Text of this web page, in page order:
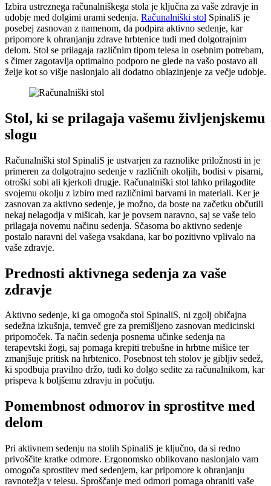
Izbira ustreznega računalniškega stola je ključna za vaše zdravje in
udobje med dolgimi urami sedenja. Računalniški stol SpinaliS je
posebej zasnovan z namenom, da podpira aktivno sedenje, kar
pripomore k ohranjanju zdrave hrbtenice tudi med dolgotrajnim
delom. Stol se prilagaja različnim tipom telesa in osebnim potrebam,
s čimer zagotavlja optimalno podporo ne glede na vašo postavo ali
želje kot so višje naslonjalo ali dodatno oblazinjenje za večje udobje.
Stol, ki se prilagaja vašemu življenjskemu
slogu
Računalniški stol SpinaliS je ustvarjen za raznolike priložnosti in je
primeren za dolgotrajno sedenje v različnih okoljih, bodisi v pisarni,
otroški sobi ali kjerkoli drugje. Računalniški stol lahko prilagodite
svojemu okolju z izbiro med različnimi barvami in materiali. Ker je
zasnovan za aktivno sedenje, je možno, da boste na začetku občutili
nekaj nelagodja v mišicah, kar je povsem naravno, saj se vaše telo
prilagaja novemu načinu sedenja. Sčasoma bo aktivno sedenje
postalo naravni del vašega vsakdana, kar bo pozitivno vplivalo na
vaše zdravje.
Prednosti aktivnega sedenja za vaše
zdravje
Aktivno sedenje, ki ga omogoča stol SpinaliS, ni zgolj običajna
sedežna izkušnja, temveč gre za premišljeno zasnovan medicinski
pripomoček. Ta način sedenja posnema učinke sedenja na
terapevtski žogi, saj pomaga krepiti trebušne in hrbtne mišice ter
zmanjšuje pritisk na hrbtenico. Posebnost teh stolov je gibljiv sedež,
ki spodbuja pravilno držo, tudi ko dolgo sedite za računalnikom, kar
prispeva k boljšemu zdravju in počutju.
Pomembnost odmorov in sprostitve med
delom
Pri aktivnem sedenju na stolih SpinaliS je ključno, da si redno
privoščite kratke odmore. Ergonomsko oblikovano naslonjalo vam
omogoča sprostitev med sedenjem, kar pripomore k ohranjanju
ravnotežja v telesu. Sproščanje med odmori pomaga ohraniti vaše